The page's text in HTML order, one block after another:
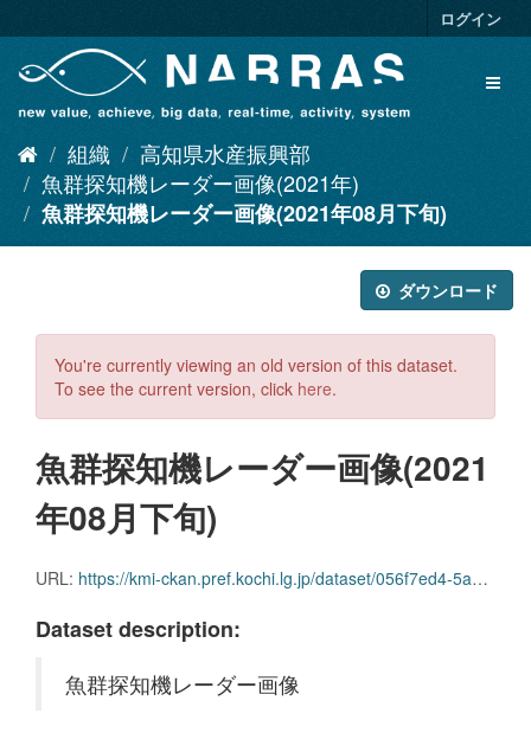
キ
ログイン
組織
高知県水産振興部
魚群探知機レーダー画像(2021年)
魚群探知機レーダー画像(2021年08月下旬)
ダウンロード
You're currently viewing an old version of this dataset.
To see the current version, click here.
魚群探知機レーダー画像(2021
年08月下旬)
URL: https://kmi-ckan.pref.kochi.lg.jp/dataset/056f7ed4-5a07-486a-8b65-ec28e5eeb0b5/resource/56658d27-f9f1-4915-90a9-db99f723073a/download/gyoguntanchikireedaagazou2021nen08gekkajun.zip
Dataset description:
魚群探知機レーダー画像